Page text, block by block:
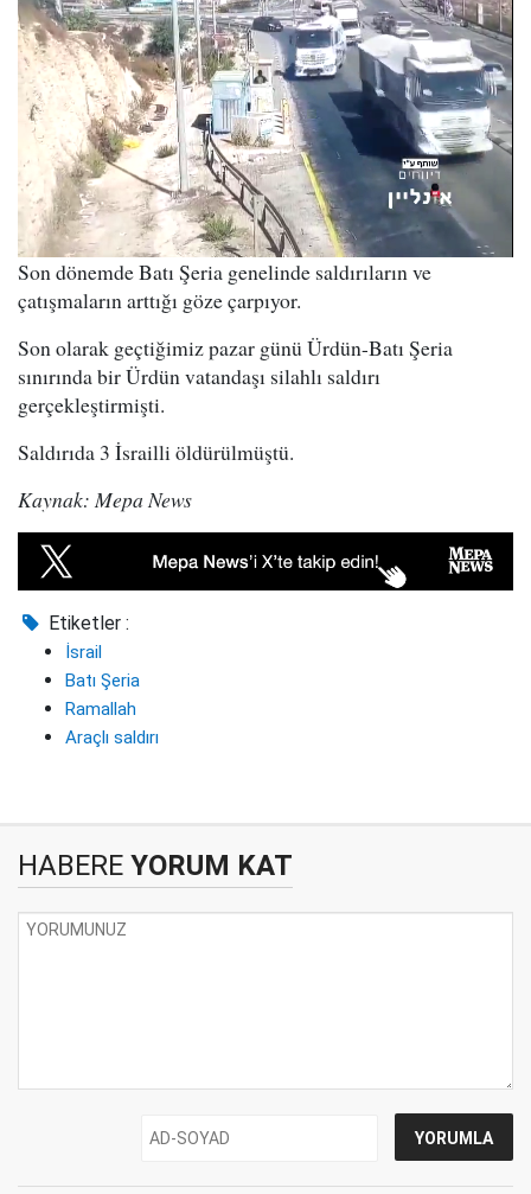
Son dönemde Batı Şeria genelinde saldırıların ve
çatışmaların arttığı göze çarpıyor.
Son olarak geçtiğimiz pazar günü Ürdün-Batı Şeria
sınırında bir Ürdün vatandaşı silahlı saldırı
gerçekleştirmişti.
Saldırıda 3 İsrailli öldürülmüştü.
Kaynak: Mepa News
Etiketler :
İsrail
Batı Şeria
Ramallah
Araçlı saldırı
HABERE YORUM KAT